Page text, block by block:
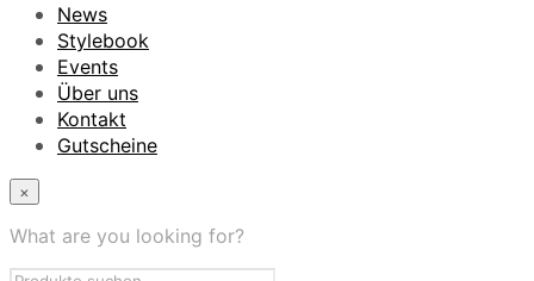
News
Stylebook
Events
Über uns
Kontakt
Gutscheine
×
What are you looking for?